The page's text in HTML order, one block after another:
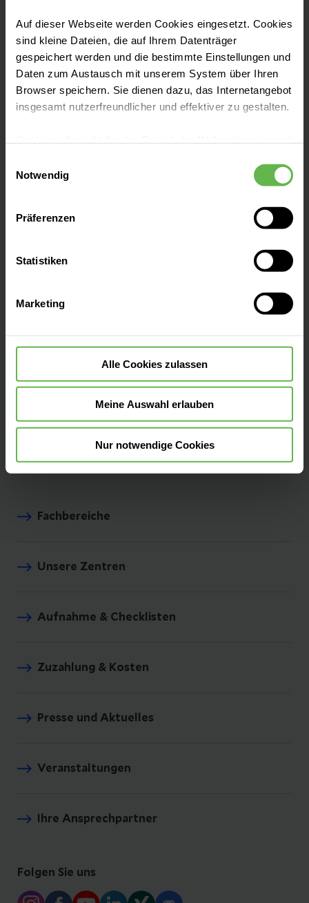
Auf dieser Webseite werden Cookies eingesetzt. Cookies
sind kleine Dateien, die auf Ihrem Datenträger
gespeichert werden und die bestimmte Einstellungen und
Daten zum Austausch mit unserem System über Ihren
Browser speichern. Sie dienen dazu, das Internetangebot
insgesamt nutzerfreundlicher und effektiver zu gestalten.
eingesetzt werden.
Es steht Ihnen frei, unsere Seite mit nur den notwendigen
Cookies zu benutzen, eine individuelle Auswahl
oder durch Auswahl von „Alle Cookies akzeptieren“ in die
widerrufen.
Notwendig
Präferenzen
Statistiken
Marketing
Alle Cookies zulassen
Meine Auswahl erlauben
Nur notwendige Cookies
Helios Kliniken Schwerin
Kontakt
Wismarsche Straße 393-397
E-Mail senden
"Besser geht immer!", daher ist Qualität bei
Seit mehr als 25 Jahren messen und
optimieren wir unsere Qualität, damit sie
bestmöglich und sicher behandelt werden.
Zu unseren Qualitätszahlen
Fachbereiche
Unsere Zentren
Aufnahme & Checklisten
Zuzahlung & Kosten
Presse und Aktuelles
Veranstaltungen
Ihre Ansprechpartner
Folgen Sie uns